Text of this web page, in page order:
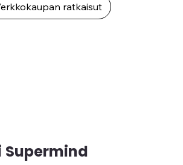
ratkaisut
Supermind